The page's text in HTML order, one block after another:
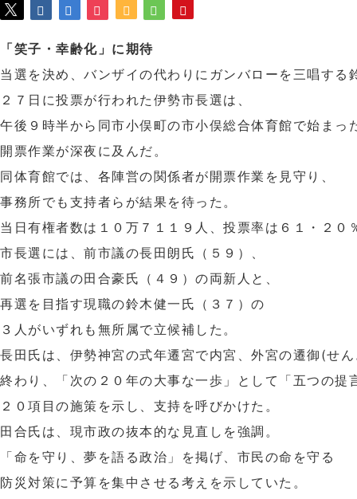
「笑子・幸齢化」に期待
当選を決め、バンザイの代わりにガンバローを三唱する
２７日に投票が行われた伊勢市長選は、
午後９時半から同市小俣町の市小俣総合体育館で始まっ
開票作業が深夜に及んだ。
同体育館では、各陣営の関係者が開票作業を見守り、
事務所でも支持者らが結果を待った。
当日有権者数は１０万７１１９人、投票率は６１・２０
市長選には、前市議の長田朗氏（５９）、
前名張市議の田合豪氏（４９）の両新人と、
再選を目指す現職の鈴木健一氏（３７）の
３人がいずれも無所属で立候補した。
長田氏は、伊勢神宮の式年遷宮で内宮、外宮の遷御(せ
終わり、「次の２０年の大事な一歩」として「五つの提
２０項目の施策を示し、支持を呼びかけた。
田合氏は、現市政の抜本的な見直しを強調。
「命を守り、夢を語る政治」を掲げ、市民の命を守る
防災対策に予算を集中させる考えを示していた。